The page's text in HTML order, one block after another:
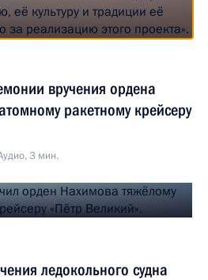
вручения ордена
ракетному крейсеру
3 мин.
ледокольного судна